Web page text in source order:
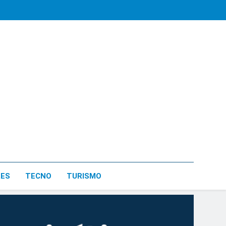
TECNO TURISMO